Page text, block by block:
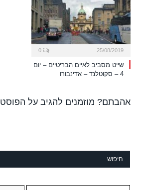
25/08/2019
שייט מסביב לאיים הבריטיים – יום
4 – סקוטלנד – אדינבורו
אהבתם? מוזמנים להגיב על הפוסט
חיפוש